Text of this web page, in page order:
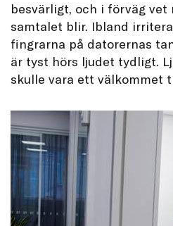
besvärligt, och i förväg
samtalet blir. Ibland
fingrarna på datorernas
är tyst hörs ljudet tydligt.
skulle vara ett välkommet